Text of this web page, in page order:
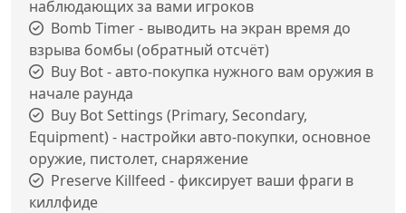
наблюдающих за вами игроков
Bomb Timer - выводить на экран время до
взрыва бомбы (обратный отсчёт)
Buy Bot - авто-покупка нужного вам оружия в
начале раунда
Buy Bot Settings (Primary, Secondary,
Equipment) - настройки авто-покупки, основное
оружие, пистолет, снаряжение
Preserve Killfeed - фиксирует ваши фраги в
киллфиде